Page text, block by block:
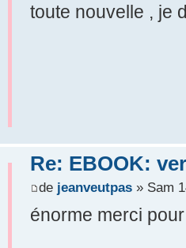
toute nouvelle , je
Re: EBOOK:
de jeanveutpas» Sam
énorme merci